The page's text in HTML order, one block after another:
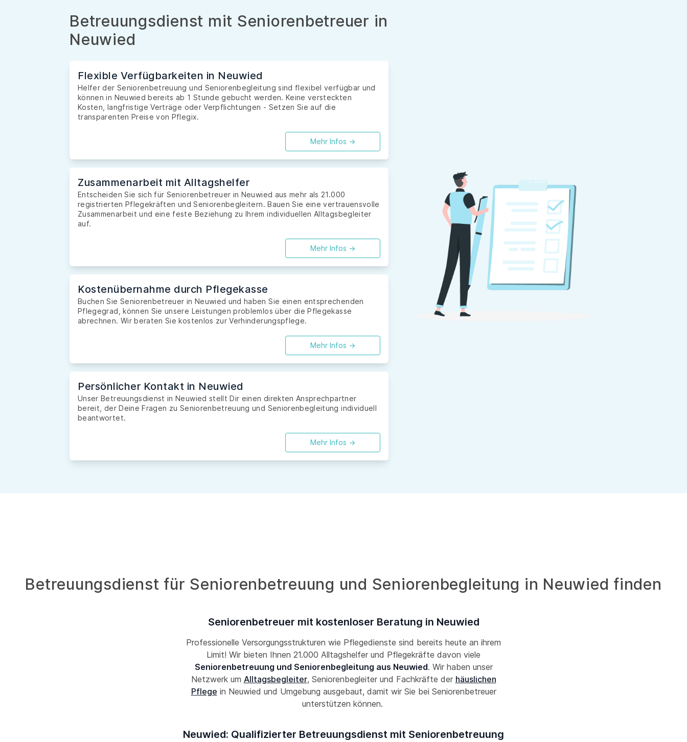
Betreuungsdienst mit Seniorenbetreuer in
Neuwied
Flexible Verfügbarkeiten in Neuwied
Helfer der Seniorenbetreuung und Seniorenbegleitung sind flexibel verfügbar und
können in Neuwied bereits ab 1 Stunde gebucht werden. Keine versteckten
Kosten, langfristige Verträge oder Verpflichtungen - Setzen Sie auf die
transparenten Preise von Pflegix.
Mehr Infos ->
Zusammenarbeit mit Alltagshelfer
Entscheiden Sie sich für Seniorenbetreuer in Neuwied aus mehr als 21.000
registrierten Pflegekräften und Seniorenbegleitern. Bauen Sie eine vertrauensvolle
Zusammenarbeit und eine feste Beziehung zu Ihrem individuellen Alltagsbegleiter
auf.
Mehr Infos ->
Kostenübernahme durch Pflegekasse
Buchen Sie Seniorenbetreuer in Neuwied und haben Sie einen entsprechenden
Pflegegrad, können Sie unsere Leistungen problemlos über die Pflegekasse
abrechnen. Wir beraten Sie kostenlos zur Verhinderungspflege.
Mehr Infos ->
Persönlicher Kontakt in Neuwied
Unser Betreuungsdienst in Neuwied stellt Dir einen direkten Ansprechpartner
bereit, der Deine Fragen zu Seniorenbetreuung und Seniorenbegleitung individuell
beantwortet.
Mehr Infos ->
Betreuungsdienst für Seniorenbetreuung und Seniorenbegleitung in Neuwied finden
Seniorenbetreuer mit kostenloser Beratung in Neuwied
Professionelle Versorgungsstrukturen wie Pflegedienste sind bereits heute an ihrem
Limit! Wir bieten Ihnen 21.000 Alltagshelfer und Pflegekräfte davon viele
Seniorenbetreuung und Seniorenbegleitung aus Neuwied. Wir haben unser
Netzwerk um Alltagsbegleiter, Seniorenbegleiter und Fachkräfte der häuslichen
Pflege in Neuwied und Umgebung ausgebaut, damit wir Sie bei Seniorenbetreuer
unterstützen können.
Neuwied: Qualifizierter Betreuungsdienst mit Seniorenbetreuung